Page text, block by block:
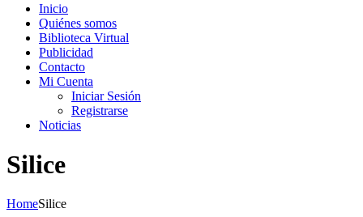
Inicio
Quiénes somos
Biblioteca Virtual
Publicidad
Contacto
Mi Cuenta
Iniciar Sesión
Registrarse
Noticias
Silice
HomeSilice